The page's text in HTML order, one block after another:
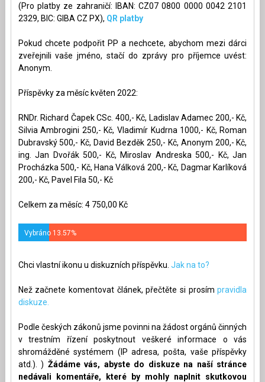
(Pro platby ze zahraničí: IBAN: CZ07 0800 0000 0042 2101
2329, BIC: GIBA CZ PX), QR platby
Pokud chcete podpořit PP a nechcete, abychom mezi dárci
zveřejnili vaše jméno, stačí do zprávy pro příjemce uvést:
Anonym.
Příspěvky za měsíc květen 2022:
RNDr. Richard Čapek CSc. 400,- Kč, Ladislav Adamec 200,- Kč,
Silvia Ambrogini 250,- Kč, Vladimír Kudrna 1000,- Kč, Roman
Dubravský 500,- Kč, David Bezděk 250,- Kč, Anonym 200,- Kč,
ing. Jan Dvořák 500,- Kč, Miroslav Andreska 500,- Kč, Jan
Procházka 500,- Kč, Hana Válková 200,- Kč, Dagmar Karlíková
200,- Kč, Pavel Fila 50,- Kč
Celkem za měsíc: 4 750,00 Kč
Vybráno 13.57%
Chci vlastní ikonu u diskuzních příspěvku. Jak na to?
Než začnete komentovat článek, přečtěte si prosímpravidla
diskuze.
Podle českých zákonů jsme povinni na žádost orgánů činných
v trestním řízení poskytnout veškeré informace o vás
shromážděné systémem (IP adresa, pošta, vaše příspěvky
atd.). ) Žádáme vás, abyste do diskuze na naší stránce
nedávali komentáře, které by mohly naplnit skutkovou